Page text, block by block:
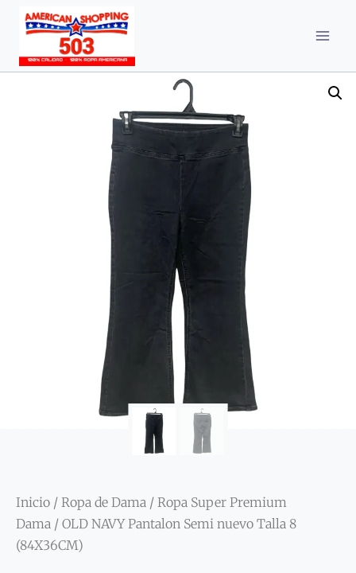
Inicio / Ropa de Dama / Ropa Super Premium
Dama / OLD NAVY Pantalon Semi nuevo Talla 8
(84X36CM)